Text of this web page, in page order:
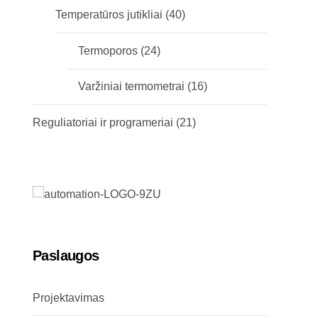
Temperatūros jutikliai (40)
Termoporos (24)
Varžiniai termometrai (16)
Reguliatoriai ir programeriai (21)
Paslaugos
Projektavimas